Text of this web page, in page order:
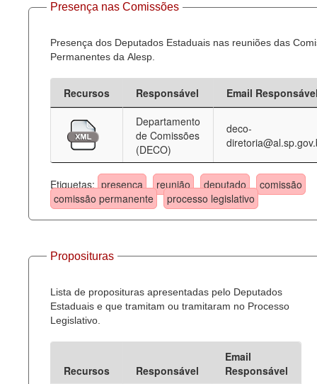
Presença nas Comissões
Presença dos Deputados Estaduais nas reuniões das
Permanentes da Alesp.
Recursos Responsável
Email
Departamento
de Comissões
(DECO)
deco-
Etiquetas: presença reunião deputado
comissão
comissão permanente
processo legislativo
Proposituras
Lista de proposituras apresentadas pelo Deputados
Estaduais e que tramitam ou tramitaram no Processo
Legislativo.
Recursos Responsável
Email
Responsável